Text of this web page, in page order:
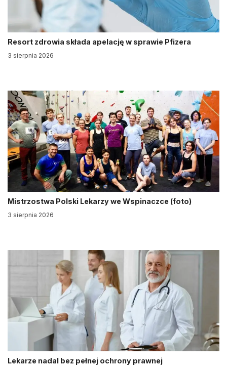
Resort zdrowia składa apelację w sprawie Pfizera
3 sierpnia 2026
Mistrzostwa Polski Lekarzy we Wspinaczce (foto)
3 sierpnia 2026
Lekarze nadal bez pełnej ochrony prawnej